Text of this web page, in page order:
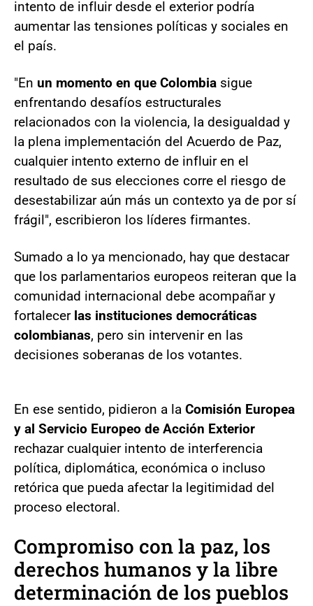
intento de influir desde el exterior podría
aumentar las tensiones políticas y sociales en
el país.
"En un momento en que Colombia sigue
enfrentando desafíos estructurales
relacionados con la violencia, la desigualdad y
la plena implementación del Acuerdo de Paz,
cualquier intento externo de influir en el
resultado de sus elecciones corre el riesgo de
desestabilizar aún más un contexto ya de por sí
frágil", escribieron los líderes firmantes.
Sumado a lo ya mencionado, hay que destacar
que los parlamentarios europeos reiteran que la
comunidad internacional debe acompañar y
fortalecer las instituciones democráticas
colombianas, pero sin intervenir en las
decisiones soberanas de los votantes.
En ese sentido, pidieron a la Comisión Europea
y al Servicio Europeo de Acción Exterior
rechazar cualquier intento de interferencia
política, diplomática, económica o incluso
retórica que pueda afectar la legitimidad del
proceso electoral.
Compromiso con la paz, los
derechos humanos y la libre
determinación de los pueblos